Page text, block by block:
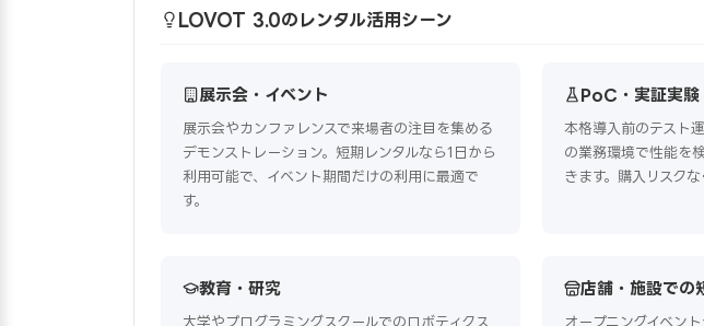
LOVOT 3.0のレンタル活用シーン
展示会・イベント
展示会やカンファレンスで来場者の注目を集める
デモンストレーション。短期レンタルなら1日から
利用可能で、イベント期間だけの利用に最適で
す。
PoC・実証実験
本格導入前のテスト
の業務環境で性能を
きます。購入リスクな
教育・研究
大学やプログラミングスクールでのロボティクス
店舗・施設での
オープニングイベン